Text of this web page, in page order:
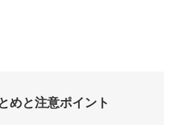
めと注意ポイント